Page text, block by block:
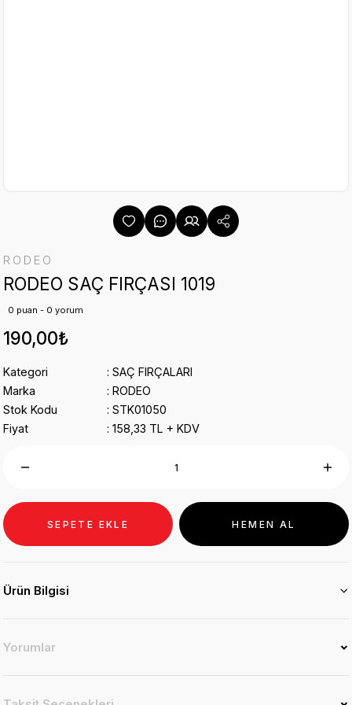
RODEO
RODEO SAÇ FIRÇASI 1019
0 puan - 0 yorum
190,00₺
Kategori
SAÇ FIRÇALARI
Marka
RODEO
Stok Kodu
STK01050
Fiyat
158,33 TL + KDV
SEPETE EKLE HEMEN AL
Ürün Bilgisi
Yorumlar